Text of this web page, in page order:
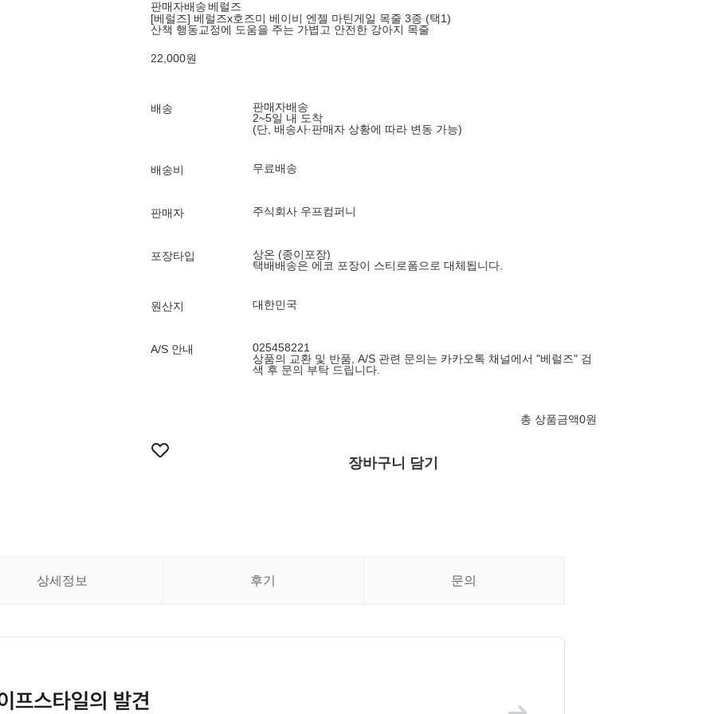
판매자배송베럴즈
[베럴즈] 베럴즈x호즈미 베이비 엔젤 마틴게일 목줄 3종 (택1)
산책 행동교정에 도움을 주는 가볍고 안전한 강아지 목줄
22,000원
배송
판매자배송
2~5일 내 도착
(단, 배송사·판매자 상황에 따라 변동 가능)
배송비 무료배송
판매자 주식회사 우프컴퍼니
포장타입
상온 (종이포장)
택배배송은 에코 포장이 스티로폼으로 대체됩니다.
원산지 대한민국
A/S 안내
025458221
상품의 교환 및 반품, A/S 관련 문의는 카카오톡 채널에서 "베럴즈" 검
색 후 문의 부탁 드립니다.
총 상품금액0원
장바구니 담기
상세정보 후기 문의